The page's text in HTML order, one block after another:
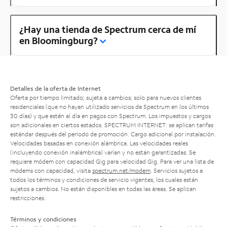
¿Hay una tienda de Spectrum cerca de mí
en Bloomingburg?
Detalles de la oferta de Internet
Oferta por tiempo limitado; sujeta a cambios; solo para nuevos clientes
residenciales (que no hayan utilizado servicios de Spectrum en los últimos
30 días) y que estén al día en pagos con Spectrum. Los impuestos y cargos
son adicionales en ciertos estados. SPECTRUM INTERNET: se aplican tarifas
estándar después del período de promoción. Cargo adicional por instalación.
Velocidades basadas en conexión alámbrica. Las velocidades reales
(incluyendo conexión inalámbrica) varían y no están garantizadas. Se
requiere módem con capacidad Gig para velocidad Gig. Para ver una lista de
módems con capacidad, visita spectrum.net/modem . Servicios sujetos a
todos los términos y condiciones de servicio vigentes, los cuales están
sujetos a cambios. No están disponibles en todas las áreas. Se aplican
restricciones.
Términos y condiciones